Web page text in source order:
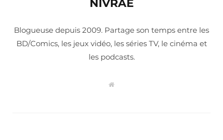
NIVRAE
Blogueuse depuis 2009. Partage son temps entre les
BD/Comics, les jeux vidéo, les séries TV, le cinéma et
les podcasts.
W